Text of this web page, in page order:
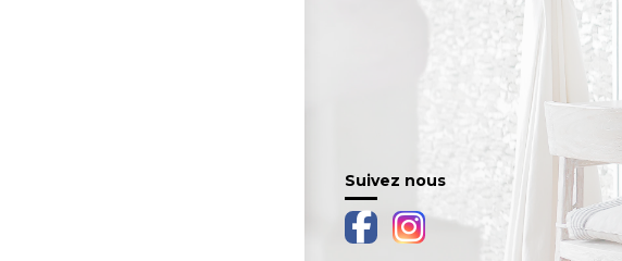
Suivez nous